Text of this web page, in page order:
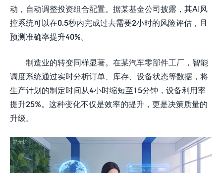
动，自动调整投资组合配置。据某基金公司披露，其AI风
控系统可以在0.5秒内完成过去需要2小时的风险评估，且
预测准确率提升40%。
制造业的转变同样显著。在某汽车零部件工厂，智能
调度系统通过实时分析订单、库存、设备状态等数据，将
生产计划的制定时间从4小时缩短至15分钟，设备利用率
提升25%。这种变化不仅是效率的提升，更是决策质量的
升级。